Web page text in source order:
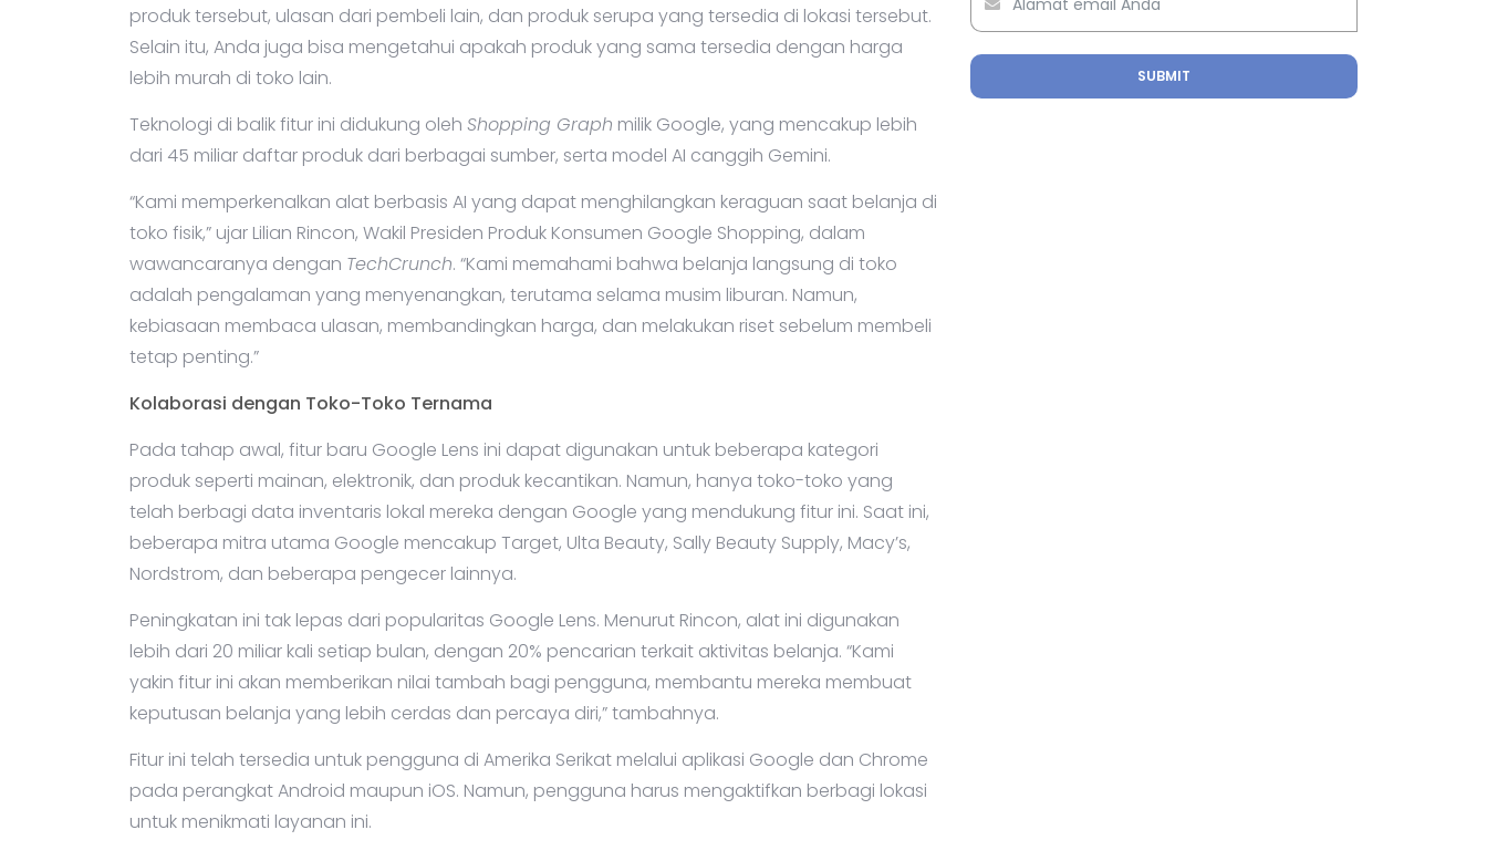
produk tersebut, ulasan dari pembeli lain, dan produk serupa yang tersedia di lokasi tersebut.
Selain itu, Anda juga bisa mengetahui apakah produk yang sama tersedia dengan harga
lebih murah di toko lain.
Teknologi di balik fitur ini didukung oleh Shopping Graph milik Google, yang mencakup lebih
dari 45 miliar daftar produk dari berbagai sumber, serta model AI canggih Gemini.
“Kami memperkenalkan alat berbasis AI yang dapat menghilangkan keraguan saat belanja di
toko fisik,” ujar Lilian Rincon, Wakil Presiden Produk Konsumen Google Shopping, dalam
wawancaranya dengan TechCrunch. “Kami memahami bahwa belanja langsung di toko
adalah pengalaman yang menyenangkan, terutama selama musim liburan. Namun,
kebiasaan membaca ulasan, membandingkan harga, dan melakukan riset sebelum membeli
tetap penting.”
Kolaborasi dengan Toko-Toko Ternama
Pada tahap awal, fitur baru Google Lens ini dapat digunakan untuk beberapa kategori
produk seperti mainan, elektronik, dan produk kecantikan. Namun, hanya toko-toko yang
telah berbagi data inventaris lokal mereka dengan Google yang mendukung fitur ini. Saat ini,
beberapa mitra utama Google mencakup Target, Ulta Beauty, Sally Beauty Supply, Macy’s,
Nordstrom, dan beberapa pengecer lainnya.
Peningkatan ini tak lepas dari popularitas Google Lens. Menurut Rincon, alat ini digunakan
lebih dari 20 miliar kali setiap bulan, dengan 20% pencarian terkait aktivitas belanja. “Kami
yakin fitur ini akan memberikan nilai tambah bagi pengguna, membantu mereka membuat
keputusan belanja yang lebih cerdas dan percaya diri,” tambahnya.
Fitur ini telah tersedia untuk pengguna di Amerika Serikat melalui aplikasi Google dan Chrome
pada perangkat Android maupun iOS. Namun, pengguna harus mengaktifkan berbagi lokasi
untuk menikmati layanan ini.
SUBMIT